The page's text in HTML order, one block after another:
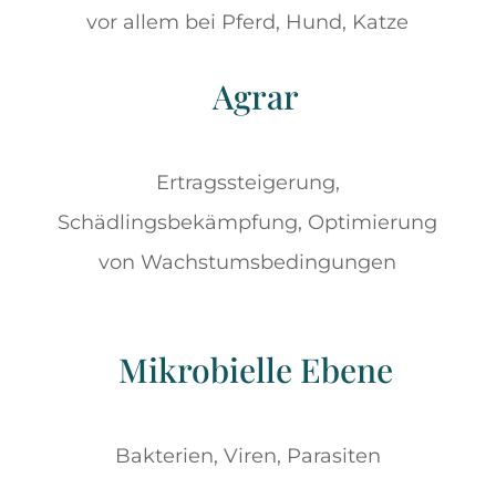
vor allem bei Pferd, Hund, Katze
Agrar
Ertragssteigerung,
Schädlingsbekämpfung, Optimierung
von Wachstums­bedingungen
Mikrobielle Ebene
Bakterien, Viren, Parasiten